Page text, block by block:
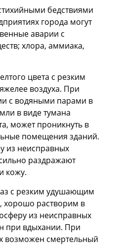
бедствиями
города могут
аварии с
хлора, аммиака,
цвета с резким
воздуха. При
с водяными парами в
в виде тумана
может проникнуть в
помещения зданий.
из неисправных
раз­дражают
кожу.
с резким удушающим
хорошо растворим в
из неисправных
при вдыхании. При
возможен смертельный